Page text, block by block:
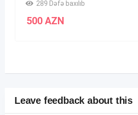
289 Dəfə baxılıb
500 AZN
Leave feedback about this